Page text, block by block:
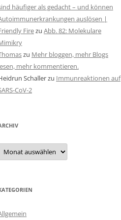
häufiger als gedacht – und können
auslösen |
Firezu Abb. 82: Molekulare
zu Mehr bloggen, mehr Blogs
mehr kommentieren.
Schallerzu Immunreaktionen auf
CoV-2